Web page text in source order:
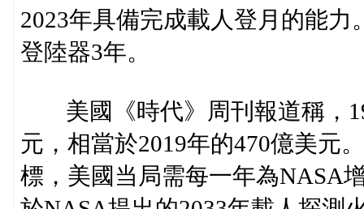
2023年具備完成載人登月的能
登陸器3年。
美國《時代》周刊報道稱，
元，相當於2019年的470億美元
標，美國当局需每一年為NASA